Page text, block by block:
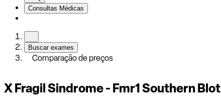
Consultas Médicas
Buscar exames
Comparação de preços
X Fragil Sindrome - Fmr1 Southern Blot